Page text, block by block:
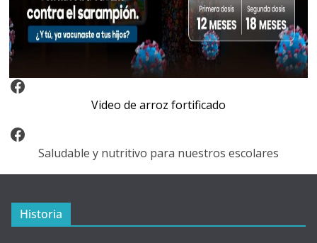
Video Arroz Fortificado
Video de arroz fortificado
Facebook
Saludable y nutritivo para nuestros escolares
Historia